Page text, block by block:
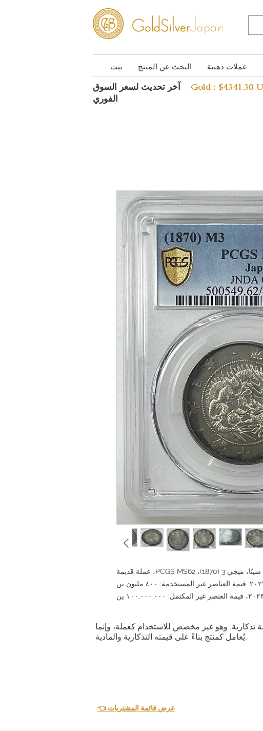
بيت البحث عن المنتج عملات ذهبية
آخر تحديث لسعر السوق
الفوري
Gold : $4341.30
تذكارية. وهو غير مخصص للاستخدام كعملة، وإنما
يُعامل كمنتج بناءً على قيمته التذكارية والمادية.
👈 عرض قائمة المشتريات